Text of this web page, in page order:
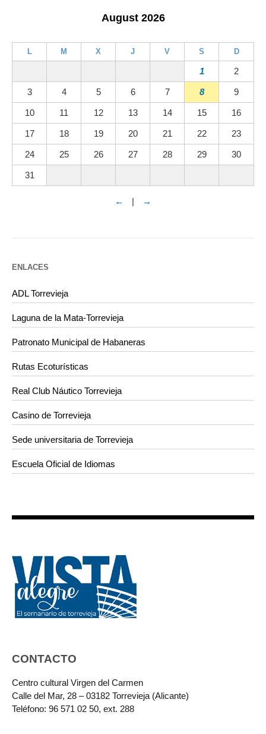
August 2026
L M X J V S D
1 2
3 4 5 6 7 8 9
10 11 12 13 14 15 16
17 18 19 20 21 22 23
24 25 26 27 28 29 30
31
← | →
ENLACES
ADL Torrevieja
Laguna de la Mata-Torrevieja
Patronato Municipal de Habaneras
Rutas Ecoturísticas
Real Club Náutico Torrevieja
Casino de Torrevieja
Sede universitaria de Torrevieja
Escuela Oficial de Idiomas
CONTACTO
Centro cultural Virgen del Carmen
Calle del Mar, 28 – 03182 Torrevieja (Alicante)
Teléfono: 96 571 02 50, ext. 288